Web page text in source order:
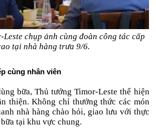
Leste chụp ảnh cùng đoàn công tác cấp
tại nhà hàng trưa 9/6.
cùng nhân viên
bữa, Thủ tướng Timor-Leste thể hiện
thiện. Không chỉ thưởng thức các món
nhà hàng chào hỏi, giao lưu với thực
tại khu vực chung.